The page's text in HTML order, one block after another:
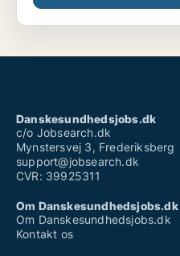
Danskesundhedsjobs.dk
c/o Jobsearch.dk
Mynstersvej 3, Frederiksberg
support@jobsearch.dk
CVR: 39925311
Om Danskesundhedsjobs.dk
Om Danskesundhedsjobs.dk
Kontakt os